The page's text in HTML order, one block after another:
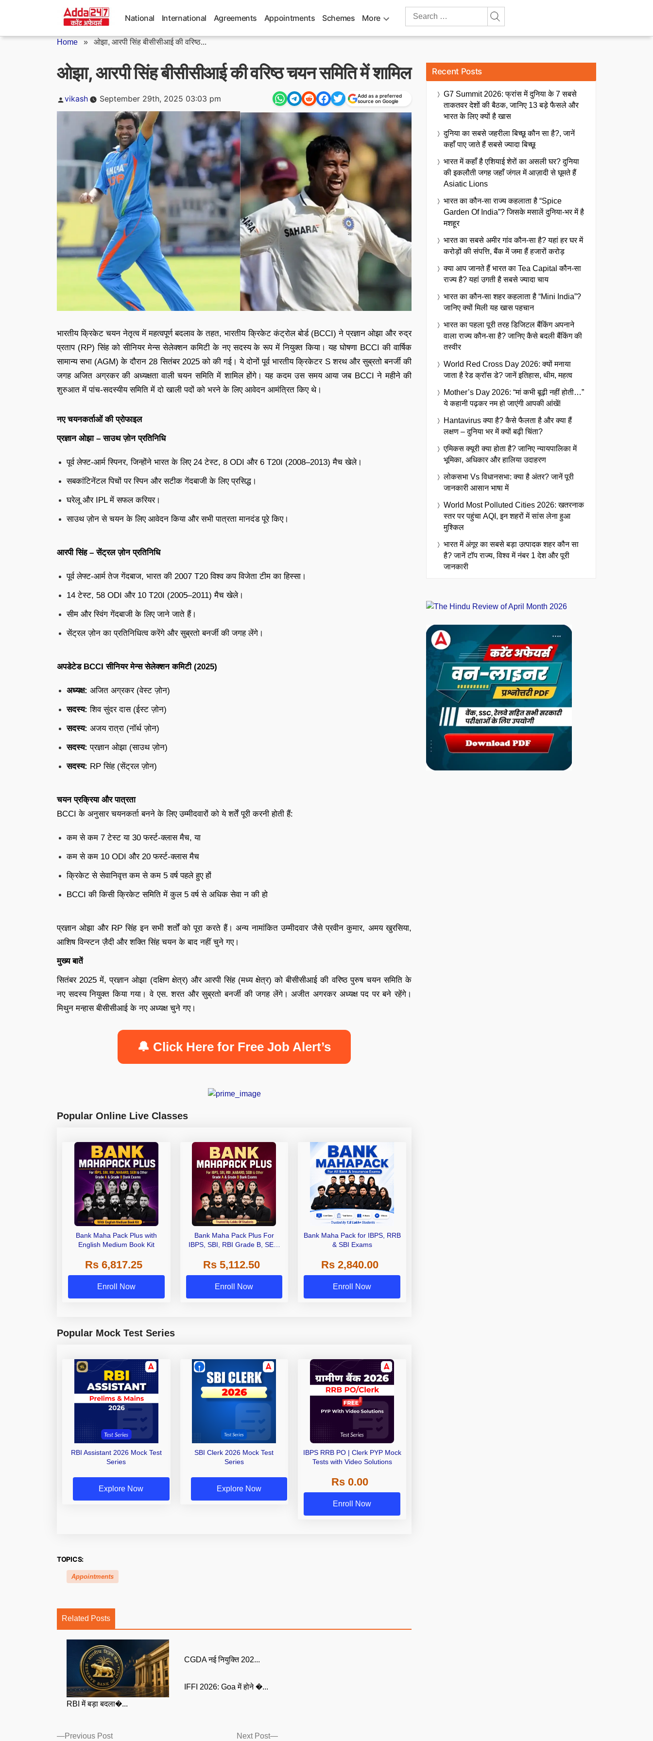
National International Agreements Appointments Schemes More
Search
Home » ओझा, आरपी सिंह बीसीसीआई की वरिष्ठ...
ओझा, आरपी सिंह बीसीसीआई की वरिष्ठ चयन समिति में शामिल
Posted
vikash September 29th, 2025 03:03 pm
Add as a preferred
source on Google
भारतीय क्रिकेट चयन नेतृत्व में महत्वपूर्ण बदलाव के तहत, भारतीय क्रिकेट कंट्रोल बोर्ड (BCCI) ने प्रज्ञान ओझा और रुद्र
प्रताप (RP) सिंह को सीनियर मेन्स सेलेक्शन कमिटी के नए सदस्य के रूप में नियुक्त किया। यह घोषणा BCCI की वार्षिक
सामान्य सभा (AGM) के दौरान 28 सितंबर 2025 को की गई। ये दोनों पूर्व भारतीय क्रिकेटर S शरथ और सुब्रतो बनर्जी की
जगह अजित अग्रकर की अध्यक्षता वाली चयन समिति में शामिल होंगे। यह कदम उस समय आया जब BCCI ने महीने की
शुरुआत में पांच-सदस्यीय समिति में दो खाली पदों को भरने के लिए आवेदन आमंत्रित किए थे।
नए चयनकर्ताओं की प्रोफाइल
प्रज्ञान ओझा – साउथ ज़ोन प्रतिनिधि
पूर्व लेफ्ट-आर्म स्पिनर, जिन्होंने भारत के लिए 24 टेस्ट, 8 ODI और 6 T20I (2008–2013) मैच खेले।
सबकांटिनेंटल पिचों पर स्पिन और सटीक गेंदबाजी के लिए प्रसिद्ध।
घरेलू और IPL में सफल करियर।
साउथ ज़ोन से चयन के लिए आवेदन किया और सभी पात्रता मानदंड पूरे किए।
आरपी सिंह – सेंट्रल ज़ोन प्रतिनिधि
पूर्व लेफ्ट-आर्म तेज गेंदबाज, भारत की 2007 T20 विश्व कप विजेता टीम का हिस्सा।
14 टेस्ट, 58 ODI और 10 T20I (2005–2011) मैच खेले।
सीम और स्विंग गेंदबाजी के लिए जाने जाते हैं।
सेंट्रल ज़ोन का प्रतिनिधित्व करेंगे और सुब्रतो बनर्जी की जगह लेंगे।
अपडेटेड BCCI सीनियर मेन्स सेलेक्शन कमिटी (2025)
अध्यक्ष: अजित अग्रकर (वेस्ट ज़ोन)
सदस्य: शिव सुंदर दास (ईस्ट ज़ोन)
सदस्य: अजय रात्रा (नॉर्थ ज़ोन)
सदस्य: प्रज्ञान ओझा (साउथ ज़ोन)
सदस्य: RP सिंह (सेंट्रल ज़ोन)
चयन प्रक्रिया और पात्रता
BCCI के अनुसार चयनकर्ता बनने के लिए उम्मीदवारों को ये शर्तें पूरी करनी होती हैं:
कम से कम 7 टेस्ट या 30 फर्स्ट-क्लास मैच, या
कम से कम 10 ODI और 20 फर्स्ट-क्लास मैच
क्रिकेट से सेवानिवृत्त कम से कम 5 वर्ष पहले हुए हों
BCCI की किसी क्रिकेट समिति में कुल 5 वर्ष से अधिक सेवा न की हो
प्रज्ञान ओझा और RP सिंह इन सभी शर्तों को पूरा करते हैं। अन्य नामांकित उम्मीदवार जैसे प्रवीन कुमार, अमय खुरसिया,
आशिष विन्स्टन ज़ैदी और शक्ति सिंह चयन के बाद नहीं चुने गए।
मुख्य बातें
सितंबर 2025 में, प्रज्ञान ओझा (दक्षिण क्षेत्र) और आरपी सिंह (मध्य क्षेत्र) को बीसीसीआई की वरिष्ठ पुरुष चयन समिति के
नए सदस्य नियुक्त किया गया। वे एस. शरत और सुब्रतो बनर्जी की जगह लेंगे। अजीत अगरकर अध्यक्ष पद पर बने रहेंगे।
मिथुन मन्हास बीसीसीआई के नए अध्यक्ष चुने गए।
🔔 Click Here for Free Job Alert’s
Popular Online Live Classes
Bank Maha Pack Plus with
English Medium Book Kit
Rs 6,817.25
Enroll Now
Bank Maha Pack Plus For
IBPS, SBI, RBI Grade B, SEBI
Other Grade A & Grade B Bank
Exams
Rs 5,112.50
Enroll Now
Bank Maha Pack for IBPS, RRB
& SBI Exams
Rs 2,840.00
Enroll Now
Popular Mock Test Series
RBI Assistant 2026 Mock Test
Series
Explore Now
SBI Clerk 2026 Mock Test
Series
Explore Now
IBPS RRB PO | Clerk PYP Mock
Tests with Video Solutions
Rs 0.00
Enroll Now
TOPICS:
Appointments
Related Posts
RBI में बड़ा बदला�...
CGDA नई नियुक्ति 202...
IFFI 2026: Goa में होने �...
Posts
Previous PostPrevious
Next Post
Next
Recent Posts
G7 Summit 2026: फ्रांस में दुनिया के 7 सबसे
ताकतवर देशों की बैठक, जानिए 13 बड़े फैसले और
भारत के लिए क्यों है खास
दुनिया का सबसे जहरीला बिच्छू कौन सा है?, जानें
कहाँ पाए जाते हैं सबसे ज्यादा बिच्छू
भारत में कहाँ है एशियाई शेरों का असली घर? दुनिया
की इकलौती जगह जहाँ जंगल में आज़ादी से घूमते हैं
Asiatic Lions
भारत का कौन-सा राज्य कहलाता है “Spice
Garden Of India”? जिसके मसालें दुनिया-भर में है
मशहूर
भारत का सबसे अमीर गांव कौन-सा है? यहां हर घर में
करोड़ों की संपत्ति, बैंक में जमा हैं हजारों करोड़
क्या आप जानते हैं भारत का Tea Capital कौन-सा
राज्य है? यहां उगती है सबसे ज्यादा चाय
भारत का कौन-सा शहर कहलाता है “Mini India”?
जानिए क्यों मिली यह खास पहचान
भारत का पहला पूरी तरह डिजिटल बैंकिंग अपनाने
वाला राज्य कौन-सा है? जानिए कैसे बदली बैंकिंग की
तस्वीर
World Red Cross Day 2026: क्यों मनाया
जाता है रेड क्रॉस डे? जानें इतिहास, थीम, महत्व
Mother’s Day 2026: “मां कभी बूढ़ी नहीं होती…”
ये कहानी पढ़कर नम हो जाएंगी आपकी आंखें!
Hantavirus क्या है? कैसे फैलता है और क्या हैं
लक्षण – दुनिया भर में क्यों बढ़ी चिंता?
एमिकस क्यूरी क्या होता है? जानिए न्यायपालिका में
भूमिका, अधिकार और हालिया उदाहरण
लोकसभा Vs विधानसभा: क्या है अंतर? जानें पूरी
जानकारी आसान भाषा में
World Most Polluted Cities 2026: खतरनाक
स्तर पर पहुंचा AQI, इन शहरों में सांस लेना हुआ
मुश्किल
भारत में अंगूर का सबसे बड़ा उत्पादक शहर कौन सा
है? जानें टॉप राज्य, विश्व में नंबर 1 देश और पूरी
जानकारी